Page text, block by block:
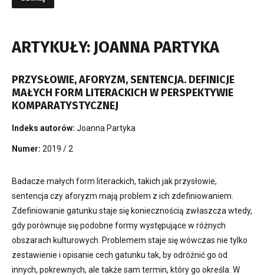
ARTYKUŁY: JOANNA PARTYKA
PRZYSŁOWIE, AFORYZM, SENTENCJA. DEFINICJE
MAŁYCH FORM LITERACKICH W PERSPEKTYWIE
KOMPARATYSTYCZNEJ
Indeks autorów: Joanna Partyka
Numer: 2019 / 2
Badacze małych form literackich, takich jak przysłowie,
sentencja czy aforyzm mają problem z ich zdefiniowaniem.
Zdefiniowanie gatunku staje się koniecznością zwłaszcza wtedy,
gdy porównuje się podobne formy występujące w różnych
obszarach kulturowych. Problemem staje się wówczas nie tylko
zestawienie i opisanie cech gatunku tak, by odróżnić go od
innych, pokrewnych, ale także sam termin, który go określa. W